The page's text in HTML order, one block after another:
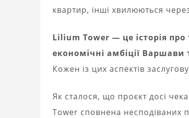
квартир, інші хвилюються
Lilium Tower — це історія
економічні амбіції Варшави
Кожен із цих аспектів
Як сталося, що проєкт досі
Tower сповнена несподіваних